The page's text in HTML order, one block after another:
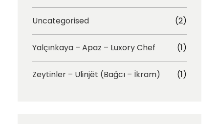
Uncategorised (2)
Yalçınkaya – Apaz – Luxory Chef (1)
Zeytinler – Ulinjët (Bağcı – İkram) (1)